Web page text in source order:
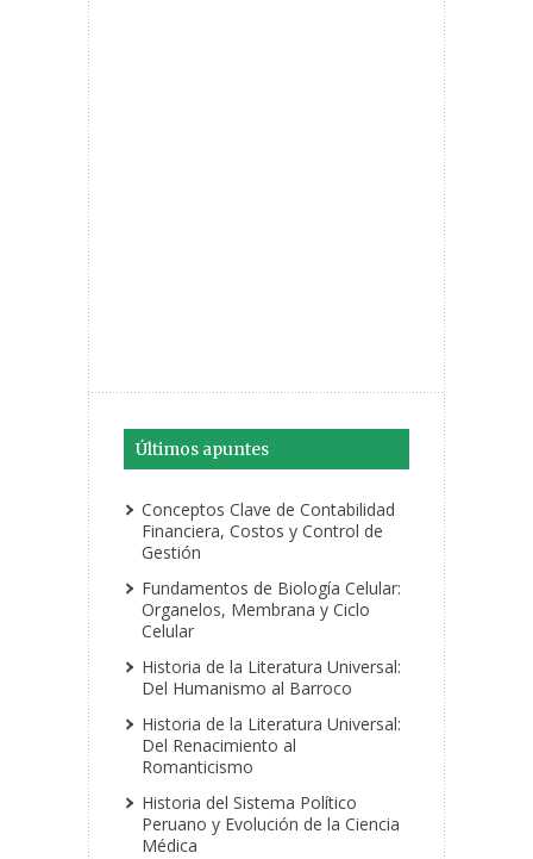
Últimos apuntes
Conceptos Clave de Contabilidad
Financiera, Costos y Control de
Gestión
Fundamentos de Biología Celular:
Organelos, Membrana y Ciclo
Celular
Historia de la Literatura Universal:
Del Humanismo al Barroco
Historia de la Literatura Universal:
Del Renacimiento al
Romanticismo
Historia del Sistema Político
Peruano y Evolución de la Ciencia
Médica